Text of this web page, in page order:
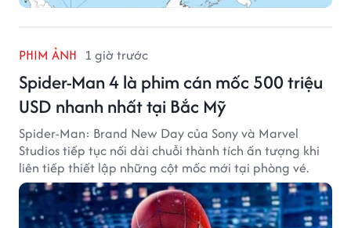
PHIM ẢNH 1 giờ trước
Spider-Man 4 là phim cán mốc 500 triệu
USD nhanh nhất tại Bắc Mỹ
Spider-Man: Brand New Day của Sony và Marvel
Studios tiếp tục nối dài chuỗi thành tích ấn tượng khi
liên tiếp thiết lập những cột mốc mới tại phòng vé.